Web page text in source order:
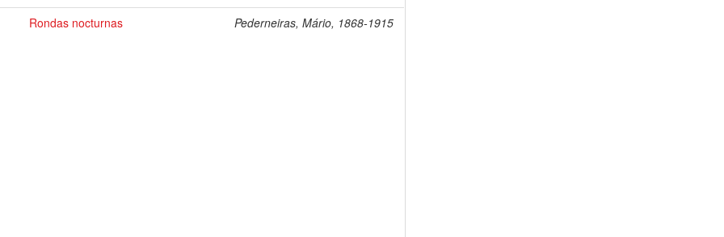
Rondas nocturnas Pederneiras, Mário, 1868-1915